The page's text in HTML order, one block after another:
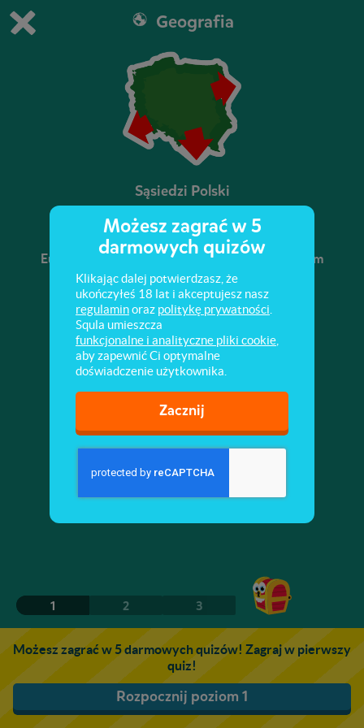
Grasz w wersję demonstracyjną Squli
Kup teraz!
0 1
Geografia
Sąsiedzi Polski
Sprawdź swoją wiedzę o położeniu Polski w
Europie oraz o państwach graniczących z naszym
krajem.
1 2 3
Możesz zagrać w 5 darmowych quizów! Zagraj w pierwszy
quiz!
Rozpocznij poziom 1
Możesz zagrać w 5
darmowych quizów
Klikając dalej potwierdzasz, że
ukończyłeś 18 lat i akceptujesz nasz
regulaminoraz politykę prywatności
Squla umieszcza
funkcjonalne i analityczne pliki cookie
aby zapewnić Ci optymalne
doświadczenie użytkownika.
Zacznij